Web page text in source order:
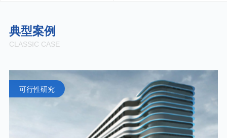
典型案例
CLASSIC CASE
可行性研究